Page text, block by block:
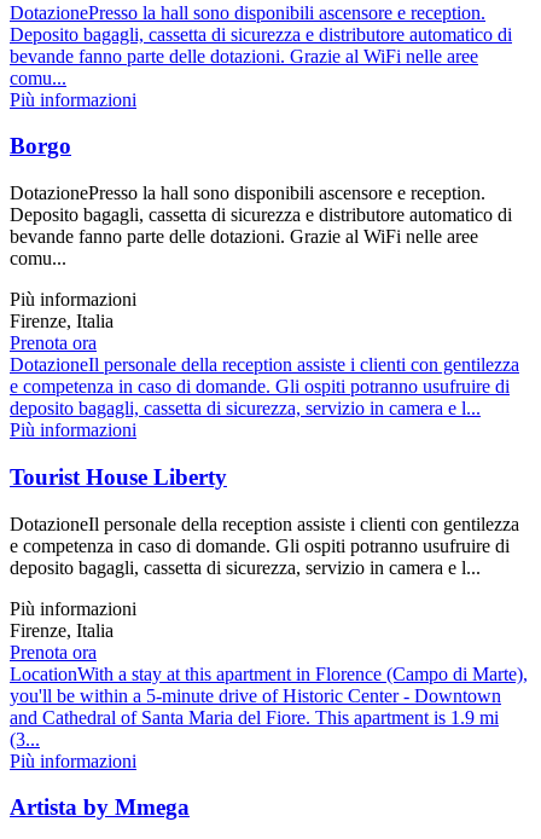
DotazionePresso la hall sono disponibili ascensore e reception.
Deposito bagagli, cassetta di sicurezza e distributore automatico di
bevande fanno parte delle dotazioni. Grazie al WiFi nelle aree
comu...
Più informazioni
Borgo
DotazionePresso la hall sono disponibili ascensore e reception.
Deposito bagagli, cassetta di sicurezza e distributore automatico di
bevande fanno parte delle dotazioni. Grazie al WiFi nelle aree
comu...
Più informazioni
Firenze, Italia
Prenota ora
DotazioneIl personale della reception assiste i clienti con gentilezza
e competenza in caso di domande. Gli ospiti potranno usufruire di
deposito bagagli, cassetta di sicurezza, servizio in camera e l...
Più informazioni
Tourist House Liberty
DotazioneIl personale della reception assiste i clienti con gentilezza
e competenza in caso di domande. Gli ospiti potranno usufruire di
deposito bagagli, cassetta di sicurezza, servizio in camera e l...
Più informazioni
Firenze, Italia
Prenota ora
LocationWith a stay at this apartment in Florence (Campo di Marte),
you'll be within a 5-minute drive of Historic Center - Downtown
and Cathedral of Santa Maria del Fiore. This apartment is 1.9 mi
(3...
Più informazioni
Artista by Mmega